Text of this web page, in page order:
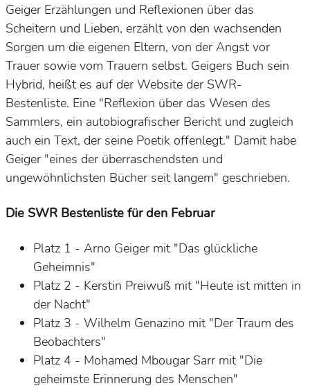
Geiger Erzählungen und Reflexionen über das
Scheitern und Lieben, erzählt von den wachsenden
Sorgen um die eigenen Eltern, von der Angst vor
Trauer sowie vom Trauern selbst. Geigers Buch sein
Hybrid, heißt es auf der Website der SWR-
Bestenliste. Eine "Reflexion über das Wesen des
Sammlers, ein autobiografischer Bericht und zugleich
auch ein Text, der seine Poetik offenlegt." Damit habe
Geiger "eines der überraschendsten und
ungewöhnlichsten Bücher seit langem" geschrieben.
Die SWR Bestenliste für den Februar
Platz 1 - Arno Geiger mit "Das glückliche
Geheimnis"
Platz 2 - Kerstin Preiwuß mit "Heute ist mitten in
der Nacht"
Platz 3 - Wilhelm Genazino mit "Der Traum des
Beobachters"
Platz 4 - Mohamed Mbougar Sarr mit "Die
geheimste Erinnerung des Menschen"